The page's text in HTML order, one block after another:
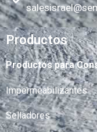
Productos
Productos para
Impermeabilizantes
Selladores